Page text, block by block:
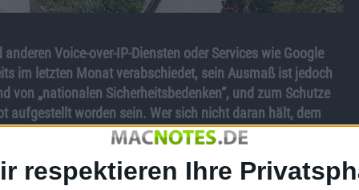
respektieren Ihre
Voice-over-IP-Diensten oder Services wie Google
im letzten Monat verabschiedet, sein Ausmaß ist jedoch
„nationalen Sicherheitsbedenken“, und zum Schutze
aufgestellt worden sein. Wer sich nicht daran hält, dem